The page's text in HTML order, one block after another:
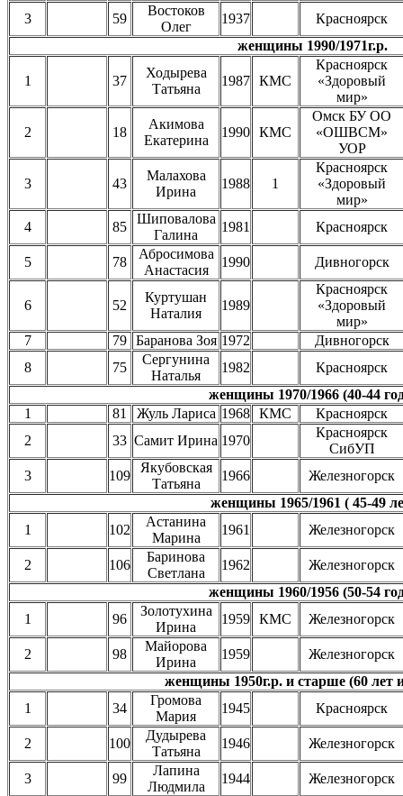
3 59
Востоков
Олег
1937
Красноярск
женщины 1990/1971г.р.
1 37
Ходырева
Татьяна
1987 КМС
Красноярск
«Здоровый
мир»
2 18
Акимова
Екатерина
1990 КМС
Омск БУ ОО
«ОШВСМ»
УОР
3 43
Малахова
Ирина
1988 1
Красноярск
«Здоровый
мир»
4
85
Шиповалова
Галина
1981 Красноярск
5 78
Абросимова
Анастасия
1990 Дивногорск
6 52
Куртушан
Наталия
1989
Красноярск
«Здоровый
мир»
7
79 Баранова Зоя 1972
Дивногорск
8
75
Сергунина
Наталья
1982
Красноярск
женщины 1970/1966 (40-44
1
81 Жуль Лариса 1968 КМС
Красноярск
2
33 Самит Ирина 1970
Красноярск
СибУП
3
109
Якубовская
Татьяна
1966
Железногорск
женщины 1965/1961 ( 45-49
1
102
Астанина
Марина
1961 Железногорск
2 106
Баринова
Светлана
1962
Железногорск
женщины 1960/1956 (50-54
1
96
Золотухина
Ирина
1959 КМС Железногорск
2 98
Майорова
Ирина
1959
Железногорск
женщины 1950г.р. и старше (60 лет
1
34
Громова
Мария
1945 Красноярск
2 100
Дудырева
Татьяна
1946 Железногорск
3 99
Лапина
Людмила
1944
Железногорск